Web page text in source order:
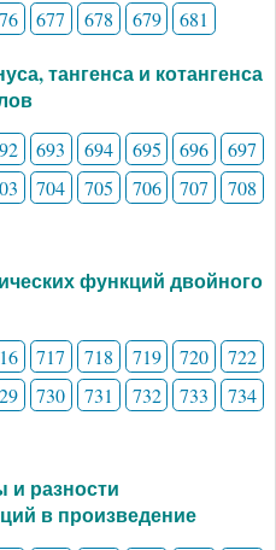
677 678 679 681
тангенса и котангенса
693 694 695 696
697
704 705 706 707
708
функций двойного
717 718 719 720
722
730 731 732 733
734
и разности
в произведение